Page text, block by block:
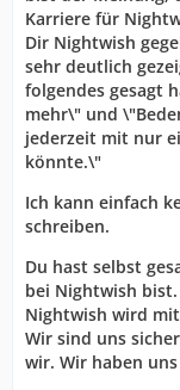
Karriere für
Dir Nightwish
sehr deutlich
folgendes gesagt
mehr\" und
jederzeit mit nur
könnte.\"
Ich kann einfach
schreiben.
Du hast selbst
bei Nightwish
Nightwish wird
Wir sind uns
wir. Wir haben